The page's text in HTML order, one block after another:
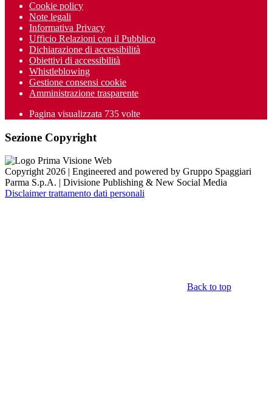
Cookie policy
Note legali
Informativa Privacy
Ufficio Relazioni con il Pubblico
Dichiarazione di accessibilità
Obiettivi di accessibilità
Whistleblowing
Gestione consensi cookie
Amministrazione trasparente
Pagina visualizzata 735 volte
Sezione Copyright
Copyright 2026 | Engineered and powered by Gruppo Spaggiari
Parma S.p.A. | Divisione Publishing & New Social Media
Disclaimer trattamento dati personali
Back to top